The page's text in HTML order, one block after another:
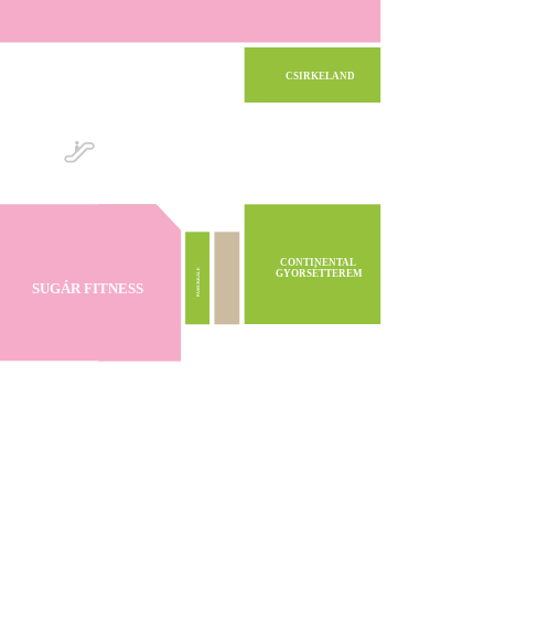
SUGÁR FITNESS
CSIRKELAND
CONTINENTAL
GYORSÉTTEREM
PAMUKKALE